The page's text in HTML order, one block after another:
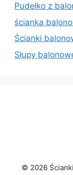
Pudełko z
ścianka
Ścianki
Słupy
© 2026